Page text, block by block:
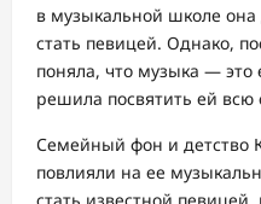
в музыкальной школе
стать певицей. Однако,
поняла, что музыка — это
решила посвятить ей
Семейный фон и детство
повлияли на ее
стать известной певицей,